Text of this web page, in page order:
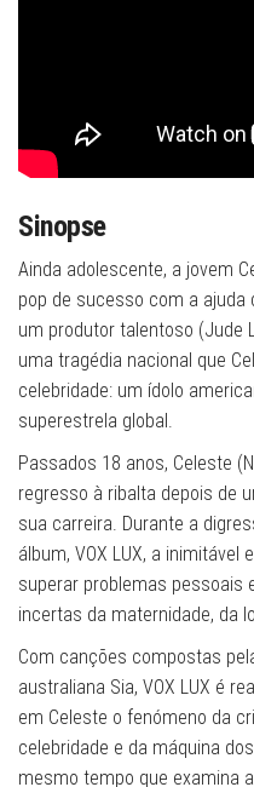
Sinopse
Ainda adolescente, a jovem
pop de sucesso com a ajuda
um produtor talentoso (Jude
uma tragédia nacional que
celebridade: um ídolo
superestrela global.
Passados 18 anos, Celeste
regresso à ribalta depois de
sua carreira. Durante a
álbum, VOX LUX, a
superar problemas pessoais
incertas da maternidade, da
Com canções compostas
australiana Sia, VOX LUX é
em Celeste o fenómeno da
celebridade e da máquina
mesmo tempo que examina